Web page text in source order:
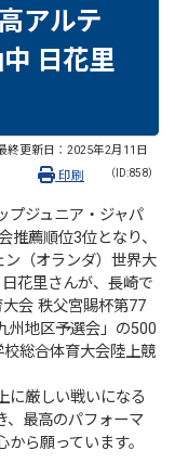
アルテ
日花里
終更新日： 2025年2月11日
（ID:858）
印刷
プジュニア・ジャパ
推薦順位3位となり、
（オランダ）世界大
花里さんが、長崎で
会 秩父宮賜杯第77
州地区予選会」の500
総合体育大会陸上競
に厳しい戦いになる
、最高のパフォーマ
ら願っています。